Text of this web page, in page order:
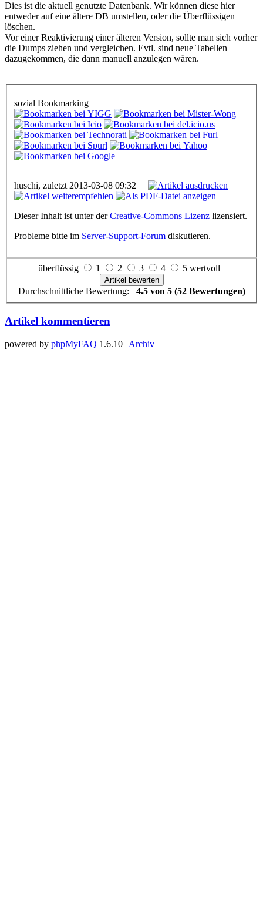
Dies ist die aktuell genutzte Datenbank. Wir können diese hier
entweder auf eine ältere DB umstellen, oder die Überflüssigen
löschen.
Vor einer Reaktivierung einer älteren Version, sollte man sich vorher
die Dumps ziehen und vergleichen. Evtl. sind neue Tabellen
dazugekommen, die dann manuell anzulegen wären.
sozial Bookmarking
huschi, zuletzt 2013-03-08 09:32
Dieser Inhalt ist unter derCreative-Commons Lizenz lizensiert.
Probleme bitte im Server-Support-Forum diskutieren.
überflüssig 1 2 3 4 5 wertvoll
Durchschnittliche Bewertung: 4.5 von 5 (52 Bewertungen)
Artikel kommentieren
powered by phpMyFAQ 1.6.10 | Archiv